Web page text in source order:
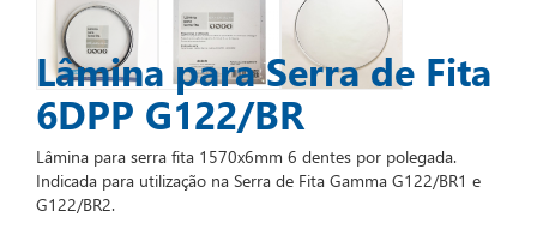
Lâmina para Serra de Fita
6DPP G122/BR
Lâmina para serra fita 1570x6mm 6 dentes por polegada.
Indicada para utilização na Serra de Fita Gamma G122/BR1 e
G122/BR2.